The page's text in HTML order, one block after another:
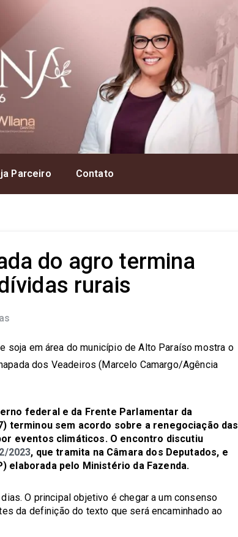
Parceiro Contato
do agro termina
rurais
federal e da Frente Parlamentar da
terminou sem acordo sobre a renegociação das
eventos climáticos. O encontro discutiu
2023, que tramita na Câmara dos Deputados, e
elaborada pelo Ministério da Fazenda.
O principal objetivo é chegar a um consenso
da definição do texto que será encaminhado ao